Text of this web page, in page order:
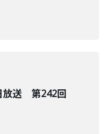
放送 第242回